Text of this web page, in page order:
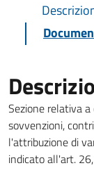
Sezione relativa
sovvenzioni,
l'attribuzione di
indicato all'art.